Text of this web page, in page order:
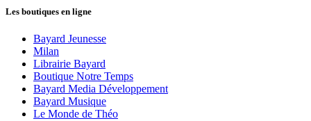
Les boutiques en ligne
Bayard Jeunesse
Milan
Librairie Bayard
Boutique Notre Temps
Bayard Media Développement
Bayard Musique
Le Monde de Théo